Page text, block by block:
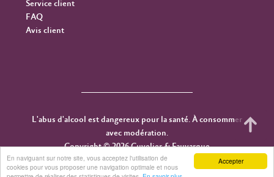
Accepter
En naviguant sur notre site, vous acceptez l'utilisation de
cookies pour vous proposer une navigation optimale et nous
Service client
FAQ
Avis client
L'abus d'alcool est dangereux pour la santé. À consommer
avec modération.
Copyright © 2026 Cuvelier & Fauvarque